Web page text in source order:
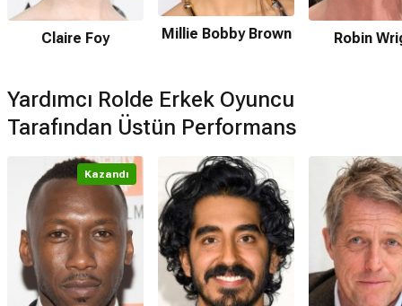
Claire Foy Millie Bobby Brown Robin
Yardımcı Rolde Erkek Oyuncu
Tarafından Üstün Performans
Kazandı